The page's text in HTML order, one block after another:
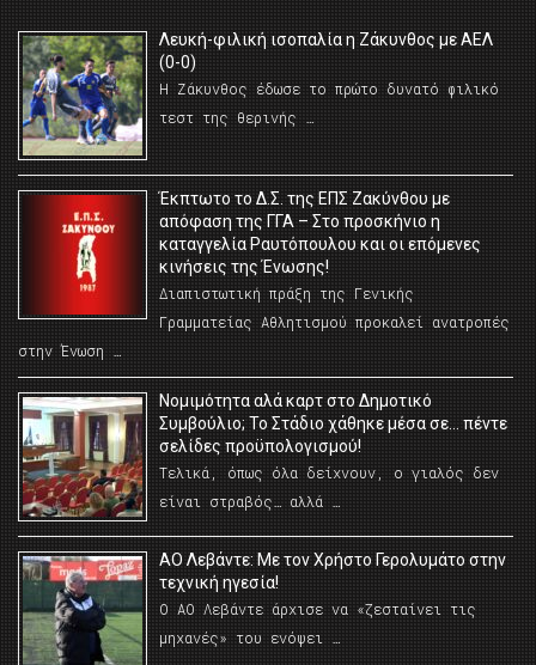
Λευκή-φιλική ισοπαλία η Ζάκυνθος με ΑΕΛ
(0-0)
Η Ζάκυνθος έδωσε το πρώτο δυνατό φιλικό
τεστ της θερινής …
Έκπτωτο το Δ.Σ. της ΕΠΣ Ζακύνθου με
απόφαση της ΓΓΑ – Στο προσκήνιο η
καταγγελία Ραυτόπουλου και οι επόμενες
κινήσεις της Ένωσης!
Διαπιστωτική πράξη της Γενικής
Γραμματείας Αθλητισμού προκαλεί ανατροπές
στην Ένωση …
Νομιμότητα αλά καρτ στο Δημοτικό
Συμβούλιο; Το Στάδιο χάθηκε μέσα σε… πέντε
σελίδες προϋπολογισμού!
Τελικά, όπως όλα δείχνουν, ο γιαλός δεν
είναι στραβός… αλλά …
ΑΟ Λεβάντε: Με τον Χρήστο Γερολυμάτο στην
τεχνική ηγεσία!
Ο ΑΟ Λεβάντε άρχισε να «ζεσταίνει τις
μηχανές» του ενόψει …